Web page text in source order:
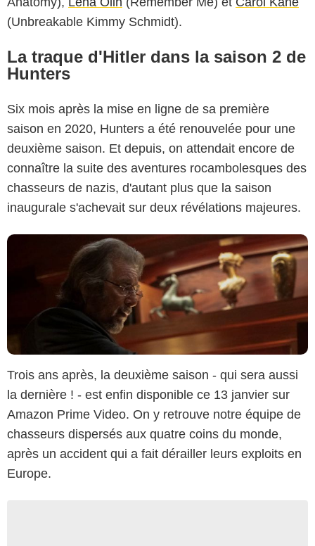
(Unbreakable Kimmy Schmidt).
La traque d'Hitler dans la saison 2 de
Hunters
Six mois après la mise en ligne de sa première
saison en 2020, Hunters a été renouvelée pour une
deuxième saison. Et depuis, on attendait encore de
connaître la suite des aventures rocambolesques des
chasseurs de nazis, d'autant plus que la saison
inaugurale s'achevait sur deux révélations majeures.
Trois ans après, la deuxième saison - qui sera aussi
la dernière ! - est enfin disponible ce 13 janvier sur
Amazon Prime Video. On y retrouve notre équipe de
chasseurs dispersés aux quatre coins du monde,
après un accident qui a fait dérailler leurs exploits en
Europe.